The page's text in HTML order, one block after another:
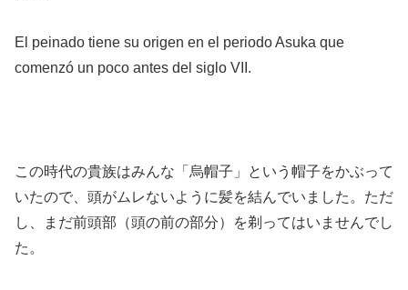
El peinado tiene su origen en el periodo Asuka que
comenzó un poco antes del siglo VII.
この時代の貴族はみんな「烏帽子」という帽子をかぶって
いたので、頭がムレないように髪を結んでいました。ただ
し、まだ前頭部（頭の前の部分）を剃ってはいませんでし
た。